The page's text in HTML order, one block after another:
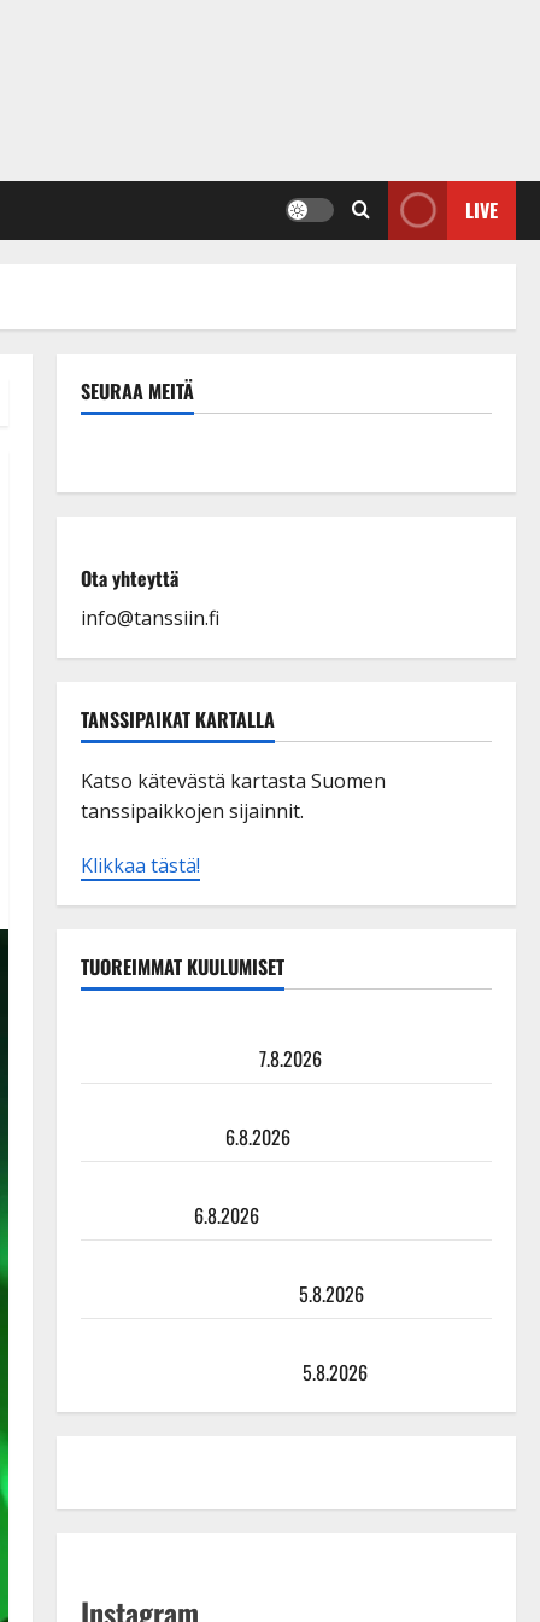
LIVE
SEURAA MEITÄ
Ota yhteyttä
info@tanssiin.fi
TANSSIPAIKAT KARTALLA
Katso kätevästä kartasta Suomen
tanssipaikkojen sijainnit.
Klikkaa tästä!
TUOREIMMAT KUULUMISET
7.8.2026
6.8.2026
6.8.2026
5.8.2026
5.8.2026
Instagram